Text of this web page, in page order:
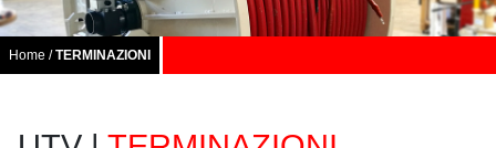
CONTATTI
Home /TERMINAZIONI